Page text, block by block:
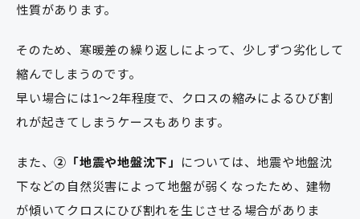
性質があります。
そのため、寒暖差の繰り返しによって、少しずつ劣化して
縮んでしまうのです。
早い場合には1〜2年程度で、クロスの縮みによるひび割
れが起きてしまうケースもあります。
また、②「地震や地盤沈下」 については、地震や地盤沈
下などの自然災害によって地盤が弱くなったため、建物
が傾いてクロスにひび割れを生じさせる場合がありま